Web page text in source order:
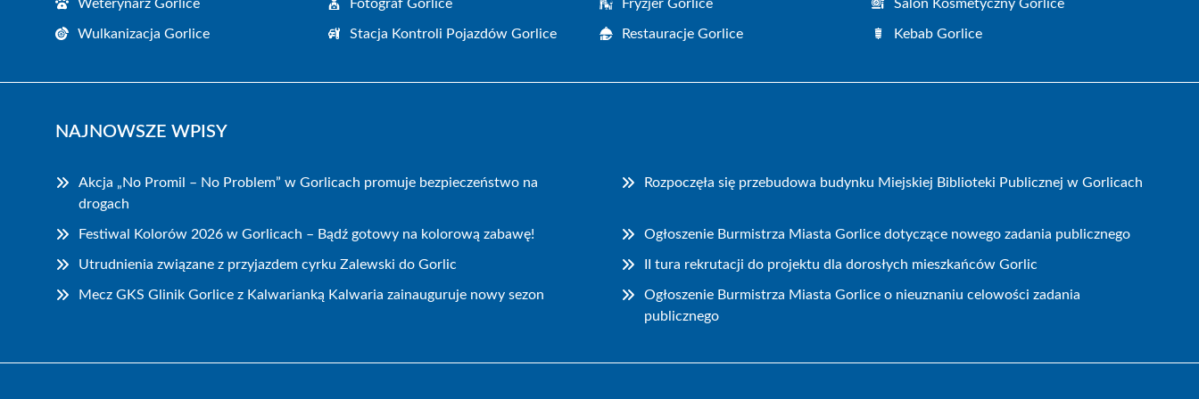
Weterynarz Gorlice Fotograf Gorlice Fryzjer Gorlice Salon Kosmetyczny Gorlice
Wulkanizacja Gorlice Stacja Kontroli Pojazdów Gorlice Restauracje Gorlice Kebab Gorlice
NAJNOWSZE WPISY
Akcja „No Promil – No Problem” w Gorlicach promuje bezpieczeństwo na
drogach
Rozpoczęła się przebudowa budynku Miejskiej Biblioteki Publicznej w Gorlicach
Festiwal Kolorów 2026 w Gorlicach – Bądź gotowy na kolorową zabawę! Ogłoszenie Burmistrza Miasta Gorlice dotyczące nowego zadania publicznego
Utrudnienia związane z przyjazdem cyrku Zalewski do Gorlic II tura rekrutacji do projektu dla dorosłych mieszkańców Gorlic
Mecz GKS Glinik Gorlice z Kalwarianką Kalwaria zainauguruje nowy sezon
Ogłoszenie Burmistrza Miasta Gorlice o nieuznaniu celowości zadania
publicznego